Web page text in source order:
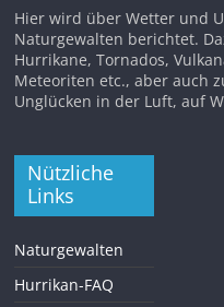
Hier wird über Wetter und
Naturgewalten berichtet.
Hurrikane, Tornados,
Meteoriten etc., aber auch
Unglücken in der Luft, auf
Nützliche
Links
Naturgewalten
Hurrikan-FAQ